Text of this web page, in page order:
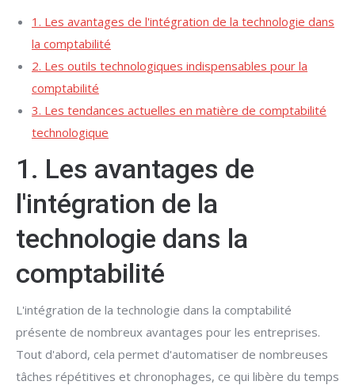
1. Les avantages de l'intégration de la technologie dans
la comptabilité
2. Les outils technologiques indispensables pour la
comptabilité
3. Les tendances actuelles en matière de comptabilité
technologique
1. Les avantages de
l'intégration de la
technologie dans la
comptabilité
L'intégration de la technologie dans la comptabilité
présente de nombreux avantages pour les entreprises.
Tout d'abord, cela permet d'automatiser de nombreuses
tâches répétitives et chronophages, ce qui libère du temps